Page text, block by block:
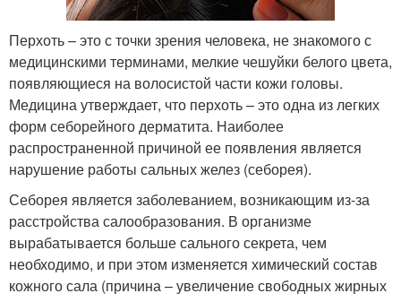
Перхоть – это с точки зрения человека, не знакомого с
медицинскими терминами, мелкие чешуйки белого цвета,
появляющиеся на волосистой части кожи головы.
Медицина утверждает, что перхоть – это одна из легких
форм себорейного дерматита. Наиболее
распространенной причиной ее появления является
нарушение работы сальных желез (себорея).
Себорея является заболеванием, возникающим из-за
расстройства салообразования. В организме
вырабатывается больше сального секрета, чем
необходимо, и при этом изменяется химический состав
кожного сала (причина – увеличение свободных жирных